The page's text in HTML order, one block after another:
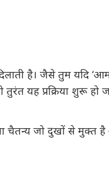
है। जैसे तुम यदि
यह प्रक्रिया शुरू हो
चैतन्य जो दुखों से मुक्त